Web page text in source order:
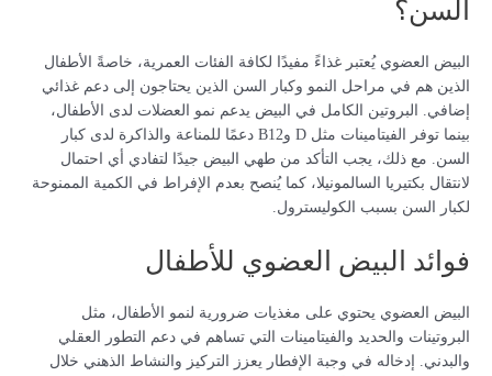
السن؟
البيض العضوي يُعتبر غذاءً مفيدًا لكافة الفئات العمرية، خاصةً الأطفال
الذين هم في مراحل النمو وكبار السن الذين يحتاجون إلى دعم غذائي
إضافي. البروتين الكامل في البيض يدعم نمو العضلات لدى الأطفال،
بينما توفر الفيتامينات مثل D وB12 دعمًا للمناعة والذاكرة لدى كبار
السن. مع ذلك، يجب التأكد من طهي البيض جيدًا لتفادي أي احتمال
لانتقال بكتيريا السالمونيلا، كما يُنصح بعدم الإفراط في الكمية الممنوحة
لكبار السن بسبب الكوليسترول.
فوائد البيض العضوي للأطفال
البيض العضوي يحتوي على مغذيات ضرورية لنمو الأطفال، مثل
البروتينات والحديد والفيتامينات التي تساهم في دعم التطور العقلي
والبدني. إدخاله في وجبة الإفطار يعزز التركيز والنشاط الذهني خلال